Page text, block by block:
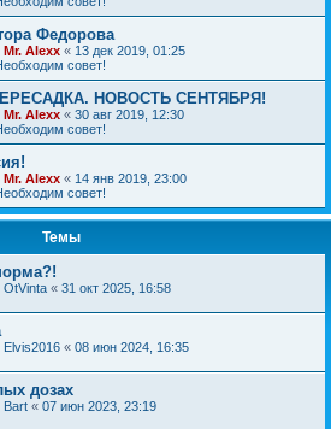
Федорова
Mr. Alexx « 13 дек 2019, 01:25
совет!
НОВОСТЬ СЕНТЯБРЯ!
Mr. Alexx « 30 авг 2019, 12:30
совет!
Mr. Alexx « 14 янв 2019, 23:00
совет!
Темы
OtVinta « 31 окт 2025, 16:58
Elvis2016 « 08 июн 2024, 16:35
дозах
Bart « 07 июн 2023, 23:19